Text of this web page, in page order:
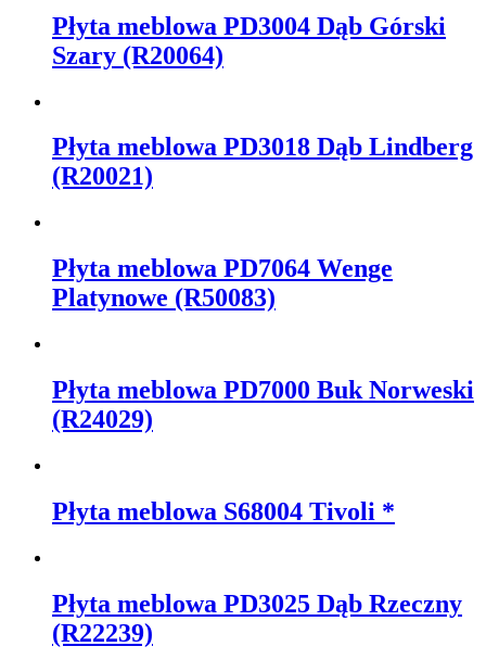
Płyta meblowa PD3004 Dąb Górski
Szary (R20064)
Płyta meblowa PD3018 Dąb Lindberg
(R20021)
Płyta meblowa PD7064 Wenge
Platynowe (R50083)
Płyta meblowa PD7000 Buk Norweski
(R24029)
Płyta meblowa S68004 Tivoli *
Płyta meblowa PD3025 Dąb Rzeczny
(R22239)